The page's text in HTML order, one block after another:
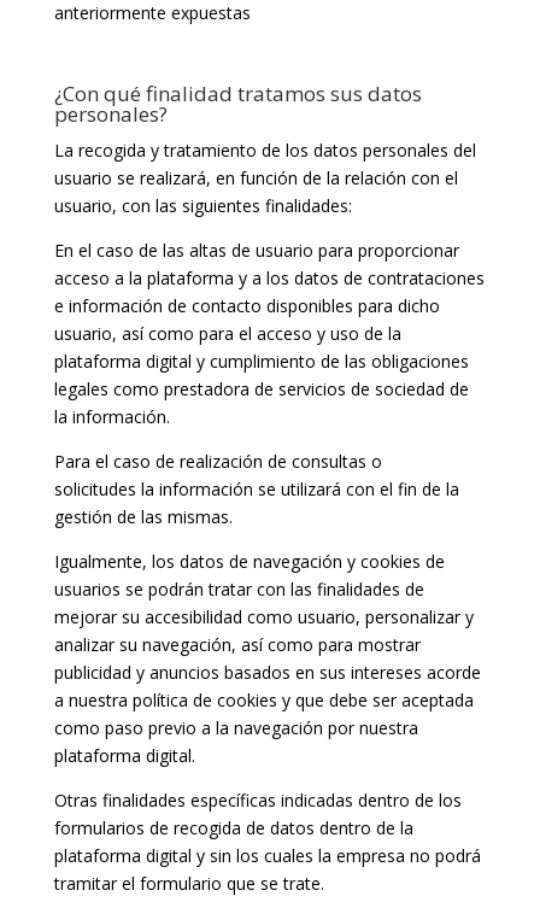
anteriormente expuestas
¿Con qué finalidad tratamos sus datos
personales?
La recogida y tratamiento de los datos personales del
usuario se realizará, en función de la relación con el
usuario, con las siguientes finalidades:
En el caso de las altas de usuario para proporcionar
acceso a la plataforma y a los datos de contrataciones
e información de contacto disponibles para dicho
usuario, así como para el acceso y uso de la
plataforma digital y cumplimiento de las obligaciones
legales como prestadora de servicios de sociedad de
la información.
Para el caso de realización de consultas o
solicitudes la información se utilizará con el fin de la
gestión de las mismas.
Igualmente, los datos de navegación y cookies de
usuarios se podrán tratar con las finalidades de
mejorar su accesibilidad como usuario, personalizar y
analizar su navegación, así como para mostrar
publicidad y anuncios basados en sus intereses acorde
a nuestra política de cookies y que debe ser aceptada
como paso previo a la navegación por nuestra
plataforma digital.
Otras finalidades específicas indicadas dentro de los
formularios de recogida de datos dentro de la
plataforma digital y sin los cuales la empresa no podrá
tramitar el formulario que se trate.